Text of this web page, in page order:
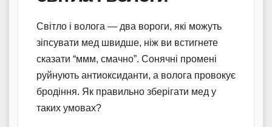
Світло і волога — два вороги, які можуть
зіпсувати мед швидше, ніж ви встигнете
сказати “ммм, смачно”. Сонячні промені
руйнують антиоксиданти, а волога провокує
бродіння. Як правильно зберігати мед у
таких умовах?